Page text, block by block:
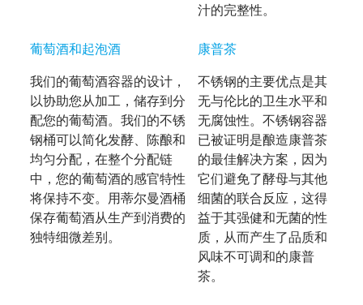
汁的完整性。
葡萄酒和起泡酒
我们的葡萄酒容器的设计，
以协助您从加工，储存到分
配您的葡萄酒。我们的不锈
钢桶可以简化发酵、陈酿和
均匀分配，在整个分配链
中，您的葡萄酒的感官特性
将保持不变。用蒂尔曼酒桶
保存葡萄酒从生产到消费的
独特细微差别。
康普茶
不锈钢的主要优点是其
无与伦比的卫生水平和
无腐蚀性。不锈钢容器
已被证明是酿造康普茶
的最佳解决方案，因为
它们避免了酵母与其他
细菌的联合反应，这得
益于其强健和无菌的性
质，从而产生了品质和
风味不可调和的康普
茶。